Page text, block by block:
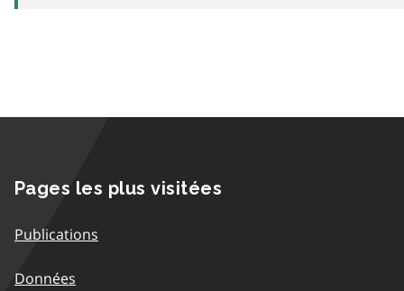
Pages les plus visitées
Publications
Données